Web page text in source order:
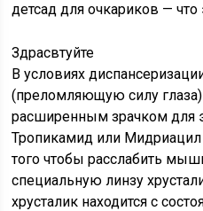
детсад для очкариков — что
Здрасвтуйте
В условиях
(преломляющую силу
расширенным зрачком для
Тропикамид или
того чтобы расслабить
специальную линзу
хрусталик находится с